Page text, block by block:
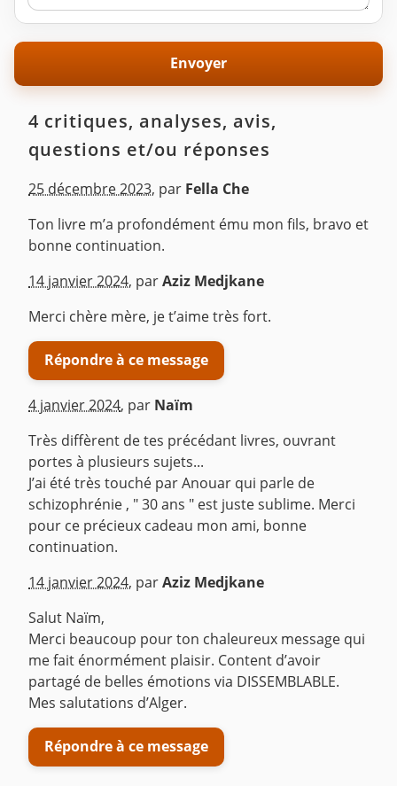
4 critiques, analyses, avis,
questions et/ou réponses
25 décembre 2023, par Fella Che
Ton livre m’a profondément ému mon fils, bravo et
bonne continuation.
^
14 janvier 2024, parAziz Medjkane
Merci chère mère, je t’aime très fort.
Répondre à ce message
4 janvier 2024, par Naïm
Très diffèrent de tes précédant livres, ouvrant
portes à plusieurs sujets...
J’ai été très touché par Anouar qui parle de
schizophrénie , " 30 ans " est juste sublime. Merci
pour ce précieux cadeau mon ami, bonne
continuation.
^
14 janvier 2024, parAziz Medjkane
Salut Naïm,
Merci beaucoup pour ton chaleureux message qui
me fait énormément plaisir. Content d’avoir
partagé de belles émotions via DISSEMBLABLE.
Mes salutations d’Alger.
Répondre à ce message